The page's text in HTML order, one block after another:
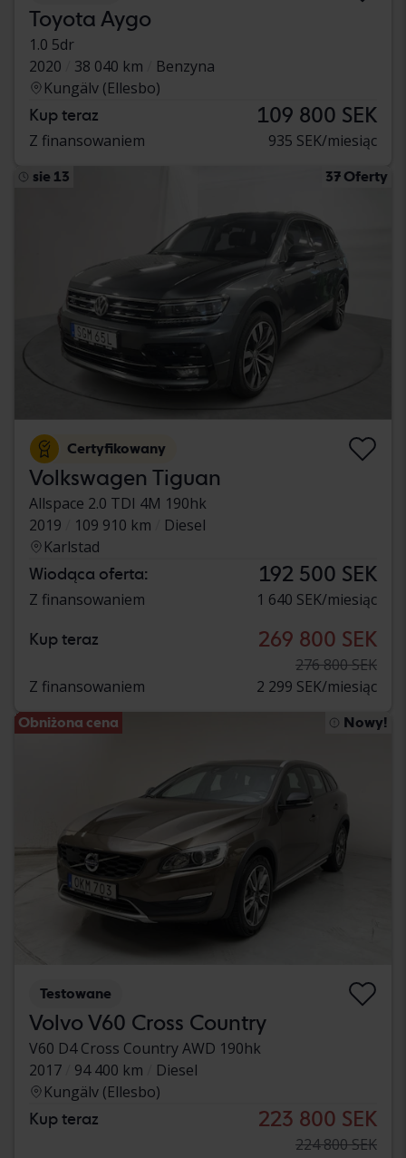
Toyota Aygo
1.0 5dr
2020
38 040 km
Benzyna
Kungälv (Ellesbo)
Kup teraz 109 800 SEK
Z finansowaniem 935 SEK/miesiąc
sie 13 37 Oferty
Certyfikowany
Volkswagen Tiguan
Allspace 2.0 TDI 4M 190hk
2019
109 910 km
Diesel
Karlstad
Wiodąca oferta: 192 500 SEK
Z finansowaniem 1 640 SEK/miesiąc
Kup teraz 269 800 SEK
276 800 SEK
Z finansowaniem
2 299 SEK/miesiąc
Obniżona cena Nowy!
Testowane
Volvo V60 Cross Country
V60 D4 Cross Country AWD 190hk
2017
94 400 km
Diesel
Kungälv (Ellesbo)
Kup teraz 223 800 SEK
224 800 SEK